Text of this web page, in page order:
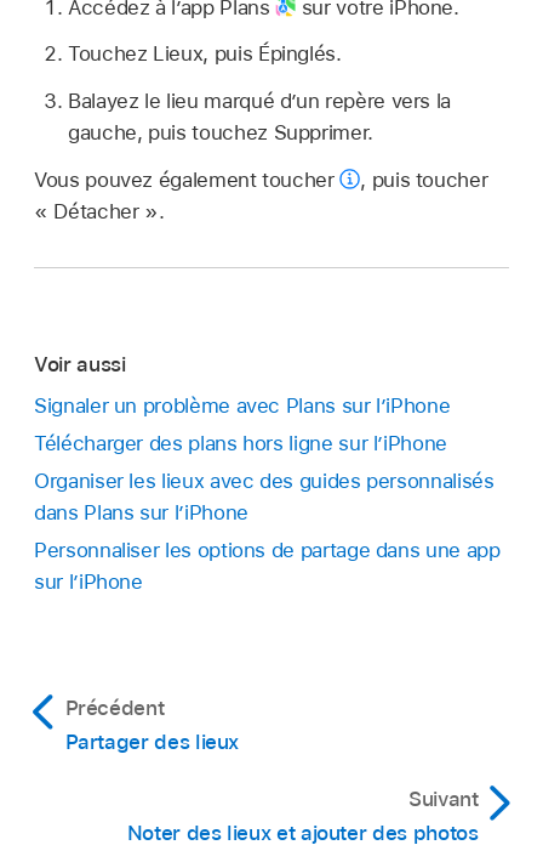
Accédez à l’app Plans
sur votre iPhone.
Touchez Lieux, puis Épinglés.
Balayez le lieu marqué d’un repère vers la
gauche, puis touchez Supprimer.
Vous pouvez également toucher
, puis toucher
« Détacher ».
Voir aussi
Signaler un problème avec Plans sur l’iPhone
Télécharger des plans hors ligne sur l’iPhone
Organiser les lieux avec des guides personnalisés
dans Plans sur l’iPhone
Personnaliser les options de partage dans une app
sur l’iPhone
Précédent
Partager des lieux
Suivant
Noter des lieux et ajouter des photos